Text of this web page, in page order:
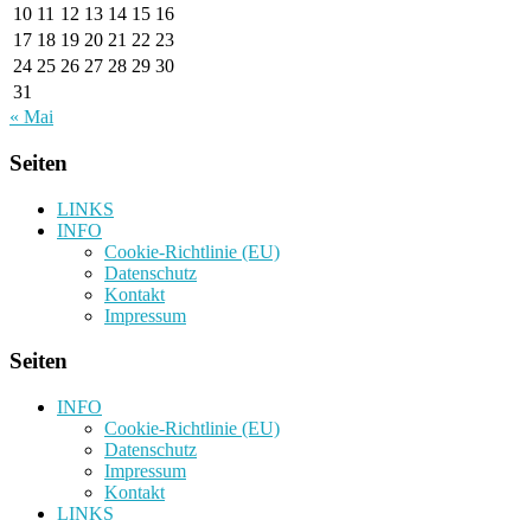
10 11 12 13 14 15 16
17 18 19 20 21 22 23
24 25 26 27 28 29 30
31
« Mai
Seiten
LINKS
INFO
Cookie-Richtlinie (EU)
Datenschutz
Kontakt
Impressum
Seiten
INFO
Cookie-Richtlinie (EU)
Datenschutz
Impressum
Kontakt
LINKS